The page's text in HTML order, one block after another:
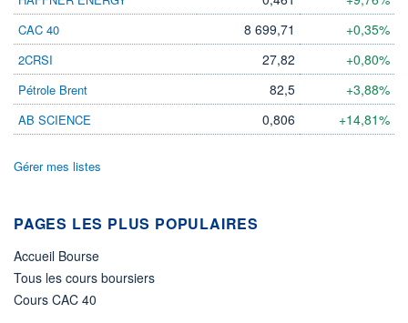
ÉLIGIBILITÉ
Non éligible
+ LISTE
CAC 40 8 699,71 +0,35%
2CRSI 27,82 +0,80%
Pétrole Brent 82,5 +3,88%
AB SCIENCE 0,806 +14,81%
Gérer mes listes
PAGES LES PLUS POPULAIRES
Accueil Bourse
Tous les cours boursiers
Cours CAC 40